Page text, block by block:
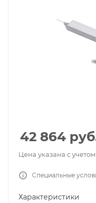
42 864
Цена указана с
Специальные
Характеристики